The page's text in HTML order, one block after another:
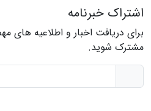
اشتراک خبرنامه
برای دریافت اخبار و اطلاعیه های
مشترک شوید.